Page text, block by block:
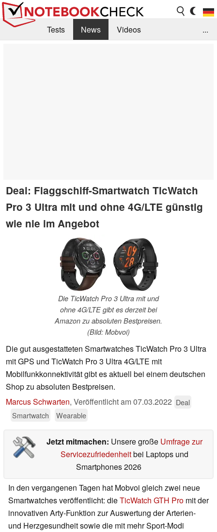
Tests News
Videos
...
Deal: Flaggschiff-Smartwatch TicWatch
Pro 3 Ultra mit und ohne 4G/LTE günstig
wie nie im Angebot
Die TicWatch Pro 3 Ultra mit und
ohne 4G/LTE gibt es derzeit bei
Amazon zu absoluten Bestpreisen.
(Bild: Mobvoi)
Die gut ausgestatteten Smartwatches TicWatch Pro 3 Ultra
mit GPS und TicWatch Pro 3 Ultra 4G/LTE mit
Mobilfunkkonnektivität gibt es aktuell bei einem deutschen
Shop zu absoluten Bestpreisen.
Marcus Schwarten, Veröffentlicht am07.03.2022 Deal
Smartwatch
Wearable
Jetzt mitmachen: Unsere große Umfrage zur
Servicezufriedenheitbei Laptops und
Smartphones 2026
In den vergangenen Tagen hat Mobvoi gleich zwei neue
Smartwatches veröffentlicht: dieTicWatch GTH Pro mit der
innovativen Arty-Funktion zur Auswertung der Arterien-
und Herzgesundheit sowie die mit mehr Sport-Modi